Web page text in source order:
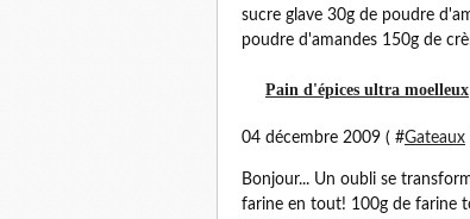
sucre glave 30g de poudre
poudre d'amandes 150g de
Pain d'épices ultra moelleux
04 décembre 2009 ( #Gateaux
Bonjour... Un oubli se
farine en tout! 100g de farine